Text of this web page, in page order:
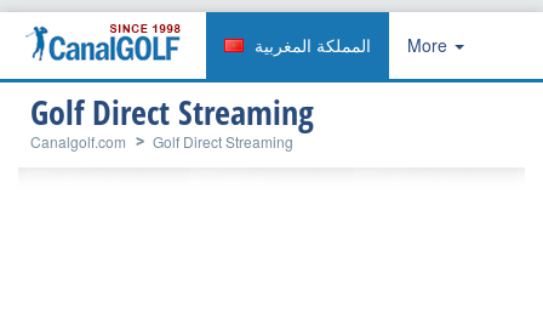
المملكة المغربية More
Golf Direct Streaming
Canalgolf.com Golf Direct Streaming